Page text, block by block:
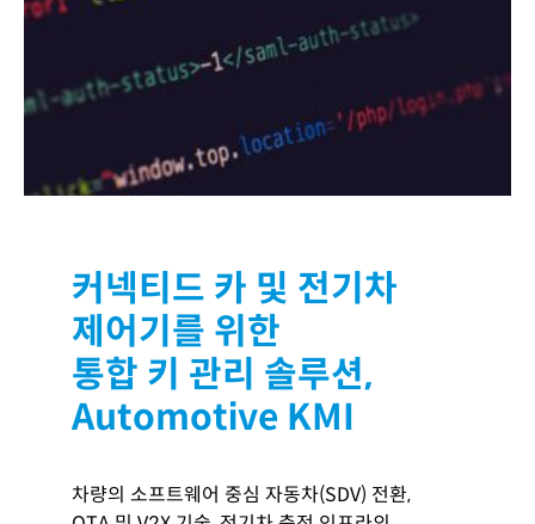
커넥티드 카 및 전기차
제어기를 위한
통합 키 관리 솔루션,
Automotive KMI
차량의 소프트웨어 중심 자동차(SDV) 전환,